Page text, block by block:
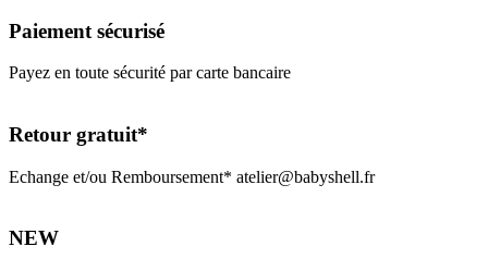
Paiement sécurisé
Payez en toute sécurité par carte bancaire
Retour gratuit*
Echange et/ou Remboursement* atelier@babyshell.fr
NEW